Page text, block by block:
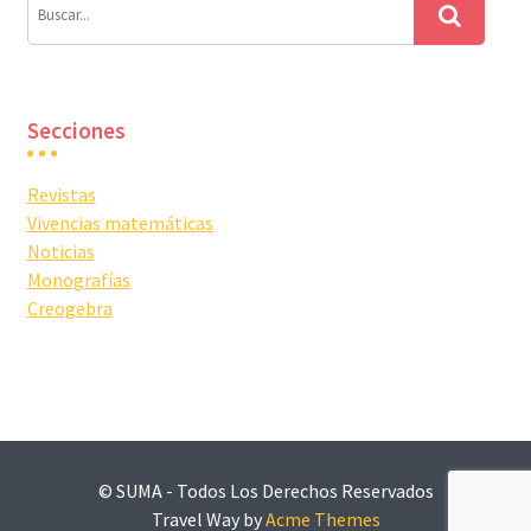
Secciones
Revistas
Vivencias matemáticas
Noticias
Monografías
Creogebra
© SUMA - Todos Los Derechos Reservados
Travel Way byAcme Themes